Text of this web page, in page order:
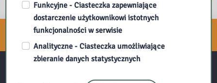
Zapisz się do naszego
Funkcyjne - Ciasteczka zapewniające
dostarczenie użytkownikowi istotnych
funkcjonalności w serwisie
Analityczne - Ciasteczka umożliwiające
zbieranie danych statystycznych